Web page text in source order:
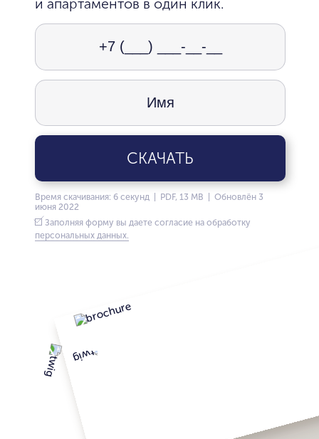
и апартаментов в один клик.
СКАЧАТЬ
Время скачивания: 6 секунд | PDF, 13 MB | Обновлён 3
июня 2022
Заполняя форму вы даете согласие на обработку
персональных данных.